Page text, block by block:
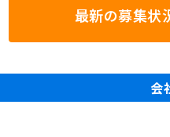
最新の募集状
会